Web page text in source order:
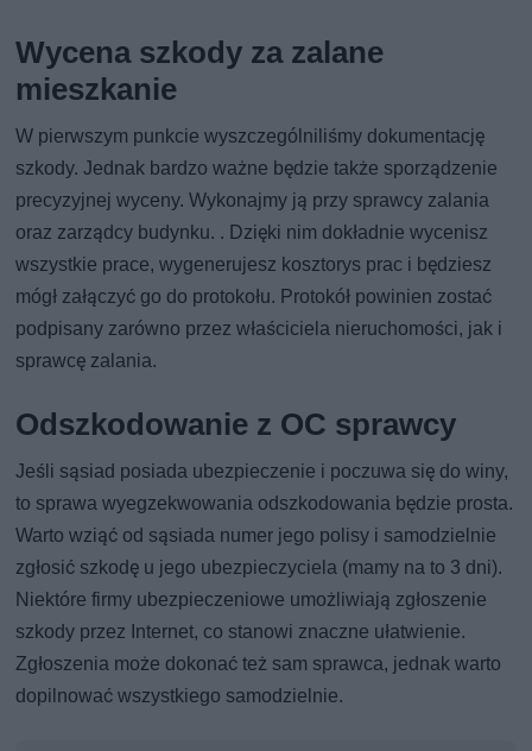
Wycena szkody za zalane
mieszkanie
W pierwszym punkcie wyszczególniliśmy dokumentację
szkody. Jednak bardzo ważne będzie także sporządzenie
precyzyjnej wyceny. Wykonajmy ją przy sprawcy zalania
oraz zarządcy budynku. . Dzięki nim dokładnie wycenisz
wszystkie prace, wygenerujesz kosztorys prac i będziesz
mógł załączyć go do protokołu. Protokół powinien zostać
podpisany zarówno przez właściciela nieruchomości, jak i
sprawcę zalania.
Odszkodowanie z OC sprawcy
Jeśli sąsiad posiada ubezpieczenie i poczuwa się do winy,
to sprawa wyegzekwowania odszkodowania będzie prosta.
Warto wziąć od sąsiada numer jego polisy i samodzielnie
zgłosić szkodę u jego ubezpieczyciela (mamy na to 3 dni).
Niektóre firmy ubezpieczeniowe umożliwiają zgłoszenie
szkody przez Internet, co stanowi znaczne ułatwienie.
Zgłoszenia może dokonać też sam sprawca, jednak warto
dopilnować wszystkiego samodzielnie.